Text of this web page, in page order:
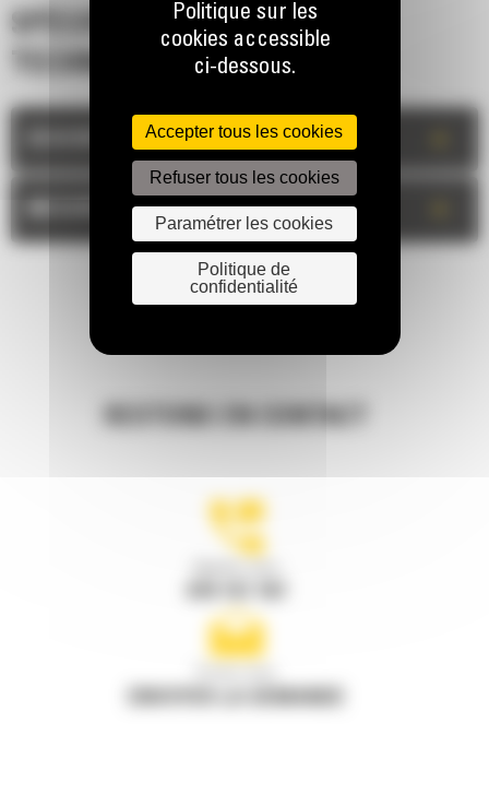
SPÉCIFICATIONS
TECHNIQUES
DESCRIPTION
RESTONS EN CONTACT
Politique sur les
cookies accessible
ci-dessous.
Accepter tous les cookies
Refuser tous les cookies
Paramétrer les cookies
Politique de
confidentialité